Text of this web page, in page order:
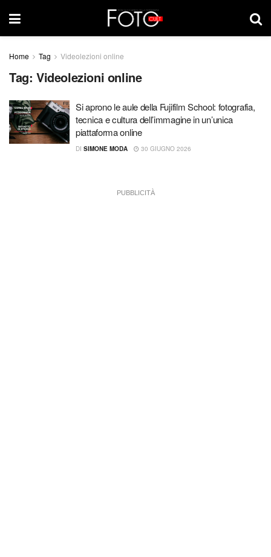
Home Tag Videolezioni online
Tag: Videolezioni online
Si aprono le aule della Fujifilm School: fotografia,
tecnica e cultura dell’immagine in un’unica
piattaforma online
DI SIMONE MODA 30 GIUGNO 2026
PUBBLICITÀ